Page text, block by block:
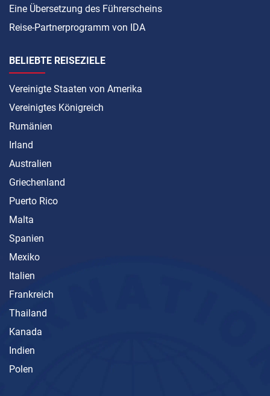
Eine Übersetzung des Führerscheins
Reise-Partnerprogramm von IDA
BELIEBTE REISEZIELE
Vereinigte Staaten von Amerika
Vereinigtes Königreich
Rumänien
Irland
Australien
Griechenland
Puerto Rico
Malta
Spanien
Mexiko
Italien
Frankreich
Thailand
Kanada
Indien
Polen